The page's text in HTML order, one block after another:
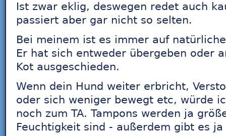
Ist zwar eklig, deswegen redet auch
passiert aber gar nicht so selten.
Bei meinem ist es immer auf
Er hat sich entweder übergeben oder
Kot ausgeschieden.
Wenn dein Hund weiter erbricht,
oder sich weniger bewegt etc, würde
noch zum TA. Tampons werden ja
Feuchtigkeit sind - außerdem gibt es